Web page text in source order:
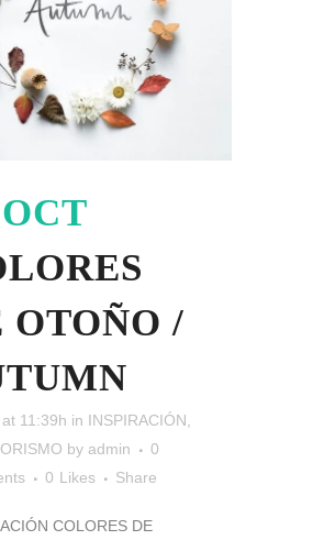
OTOÑO /
11:39h in INSPIRACIÓN,
by admin
0
0 Likes Share
COLORES DE